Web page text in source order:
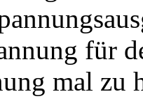
für
mal zu